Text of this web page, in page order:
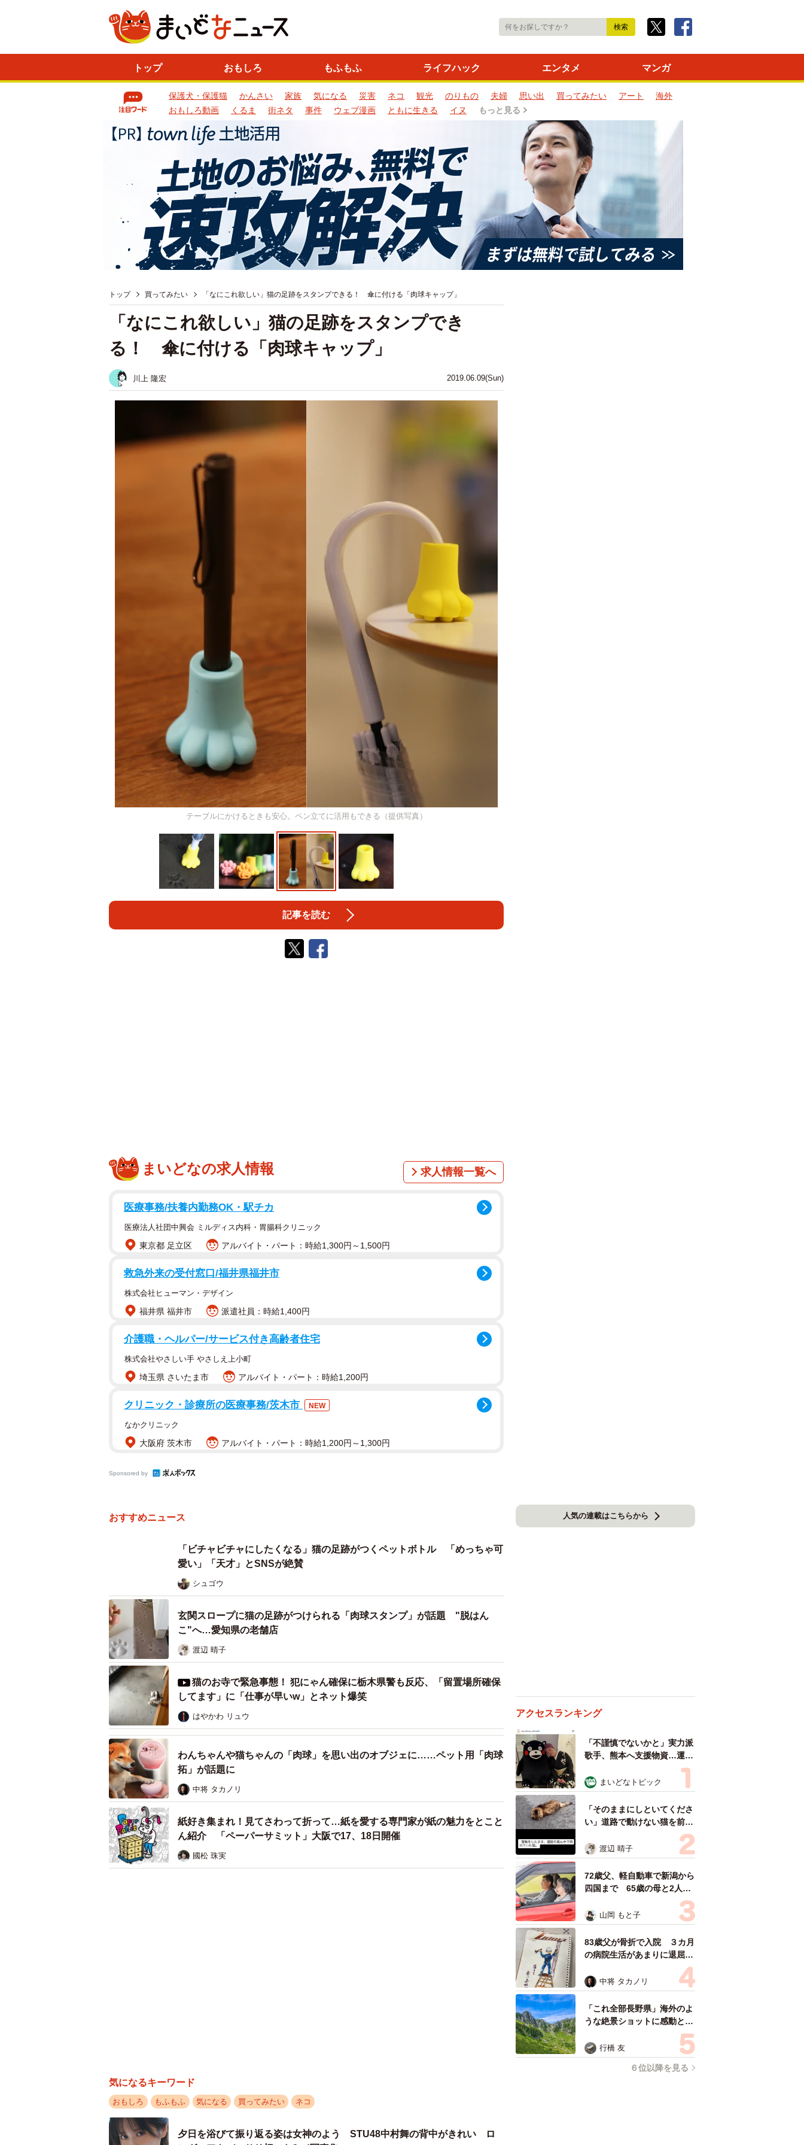
トップ おもしろ もふもふ ライフハック エンタメ マンガ
保護犬・保護猫 かんさい 家族 気になる 災害 ネコ 観光 のりもの 夫婦 思い出 買ってみたい アート
海外
おもしろ動画
くるま 街ネタ 事件 ウェブ漫画 ともに生きる イヌ もっと見る
トップ 買ってみたい 「なにこれ欲しい」猫の足跡をスタンプできる！ 傘に付ける「肉球キャップ」
2019.06.09(Sun)
「なにこれ欲しい」猫の足跡をスタンプでき
る！ 傘に付ける「肉球キャップ」
川上 隆宏
テーブルにかけるときも安心。ペン立てに活用もできる（提供写真）
記事を読む
まいどなの求人情報 求人情報一覧へ
医療事務/扶養内勤務OK・駅チカ
医療法人社団中興会 ミルディス内科・胃腸科クリニック
東京都 足立区 アルバイト・パート：時給1,300円～1,500円
救急外来の受付窓口/福井県福井市
株式会社ヒューマン・デザイン
福井県 福井市 派遣社員：時給1,400円
介護職・ヘルパー/サービス付き高齢者住宅
株式会社やさしい手 やさしえ上小町
埼玉県 さいたま市 アルバイト・パート：時給1,200円
クリニック・診療所の医療事務/茨木市 NEW
なかクリニック
大阪府 茨木市 アルバイト・パート：時給1,200円～1,300円
Sponsored by
おすすめニュース
「ビチャビチャにしたくなる」猫の足跡がつくペットボトル 「めっちゃ可
愛い」「天才」とSNSが絶賛
シュゴウ
玄関スロープに猫の足跡がつけられる「肉球スタンプ」が話題 "脱はん
こ"へ…愛知県の老舗店
渡辺 晴子
猫のお寺で緊急事態！ 犯にゃん確保に栃木県警も反応、「留置場所確保
してます」に「仕事が早いw」とネット爆笑
はやかわ リュウ
わんちゃんや猫ちゃんの「肉球」を思い出のオブジェに……ペット用「肉球
拓」が話題に
中将 タカノリ
紙好き集まれ！見てさわって折って…紙を愛する専門家が紙の魅力をとこと
ん紹介 「ペーパーサミット」大阪で17、18日開催
國松 珠実
気になるキーワード
おもしろ もふもふ 気になる 買ってみたい ネコ
夕日を浴びて振り返る姿は女神のよう STU48中村舞の背中がきれい ロ
人気の連載はこちらから
アクセスランキング
「不謹慎でないかと」実力派
歌手、熊本へ支援物資…運搬
トラックの車体デザインにた
めらい 「痛いほど伝わる」
「行動され立派」
まいどなトピック
「そのままにしといてくださ
い」道路で動けない猫を前に
返された一言… 懸命に生き
ようとした4日間 「命の重
さはみんな同じ」保護団体代
表の訴え
渡辺 晴子
72歳父、軽自動車で新潟から
四国まで 65歳の母と2人で
3泊4日の旅 パーキングの休
憩まで分刻み… 「大学生で
も組まねえよ！」
山岡 もと子
83歳父が骨折で入院 ３カ月
の病院生活があまりに退屈で
い！」→スケッチブックを見
た家族が仰天「これ、売れま
すよ…」
中将 タカノリ
「これ全部長野県」海外のよ
うな絶景ショットに感動と反
響「離れてからいいところだ
ったんだって気づいた」
行橋 友
６位以降を見る